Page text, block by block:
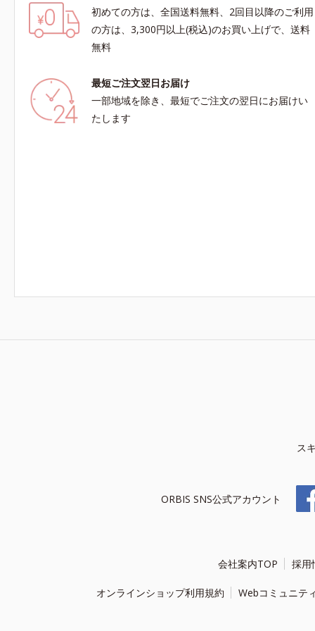
初めての方は、全国送料無料、2回目以降のご利用
の方は、3,300円以上(税込)のお買い上げで、送料
無料
最短ご注文翌日お届け
一部地域を除き、最短でご注文の翌日にお届けい
たします
ス
ORBIS SNS公式アカウント
会社案内TOP 採用
オンラインショップ利用規約 Webコミュニテ